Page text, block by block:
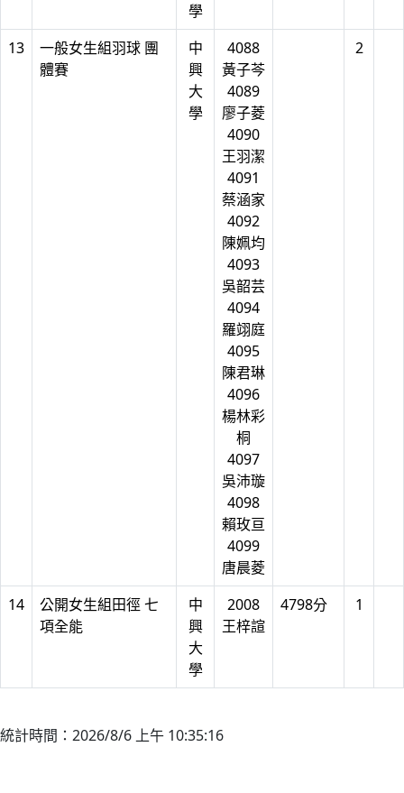
學
13
一般女生組羽球 團
體賽
中
興
大
學
4088
黃子芩
4089
廖子菱
4090
王羽潔
4091
蔡涵家
4092
陳姵均
4093
吳韶芸
4094
羅翊庭
4095
陳君琳
4096
楊林彩
桐
4097
吳沛璇
4098
賴玫亘
4099
唐晨菱
2
14
公開女生組田徑 七
項全能
中
興
大
學
2008
王梓諠
4798分 1
統計時間：2026/8/6 上午 10:35:16